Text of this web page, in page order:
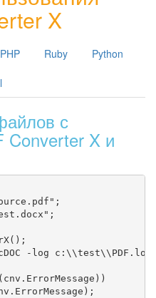
X
PHP Ruby Python
с
X и
-log